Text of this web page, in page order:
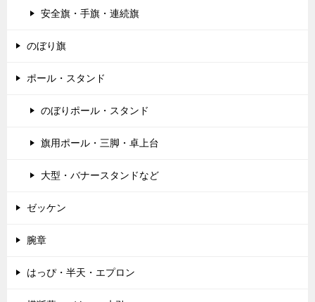
安全旗・手旗・連続旗
のぼり旗
ポール・スタンド
のぼりポール・スタンド
旗用ポール・三脚・卓上台
大型・バナースタンドなど
ゼッケン
腕章
はっぴ・半天・エプロン